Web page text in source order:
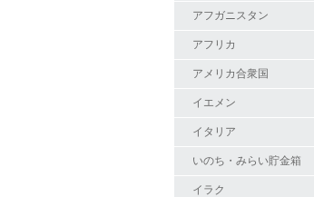
アフガニスタン
アフリカ
アメリカ合衆国
イエメン
イタリア
いのち・みらい貯金箱
イラク